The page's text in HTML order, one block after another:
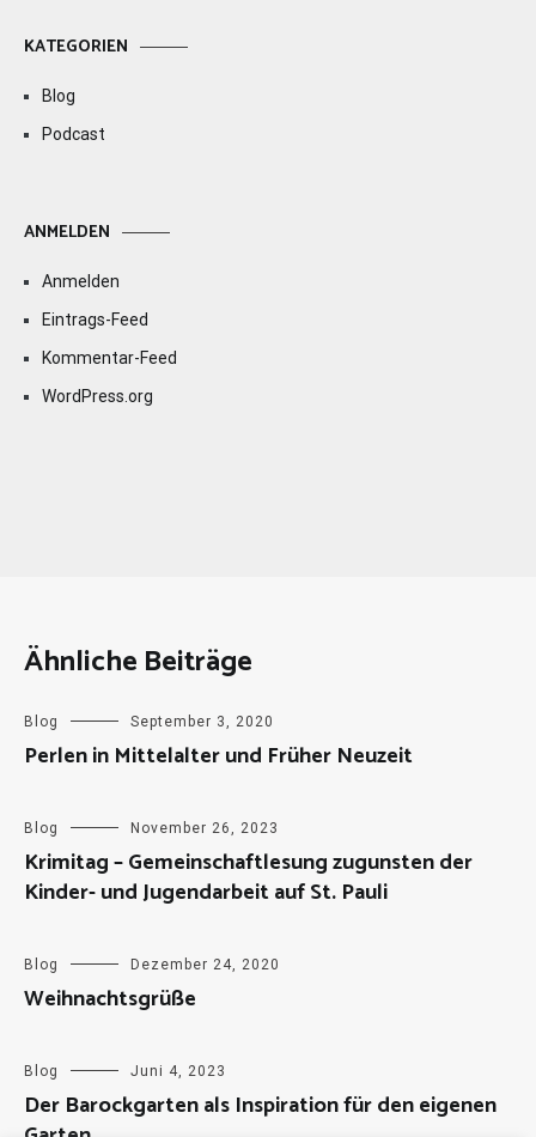
KATEGORIEN
Blog
Podcast
ANMELDEN
Anmelden
Eintrags-Feed
Kommentar-Feed
WordPress.org
Ähnliche Beiträge
Blog September 3, 2020
Perlen in Mittelalter und Früher Neuzeit
Blog November 26, 2023
Krimitag – Gemeinschaftlesung zugunsten der
Kinder- und Jugendarbeit auf St. Pauli
Blog Dezember 24, 2020
Weihnachtsgrüße
Blog Juni 4, 2023
Der Barockgarten als Inspiration für den eigenen